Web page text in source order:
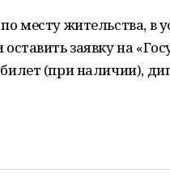
месту жительства, в
заявку на
(при наличии),